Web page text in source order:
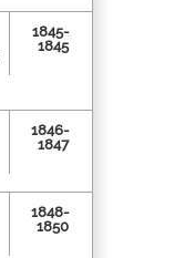
1845-
1845
1846-
1847
1848-
1850